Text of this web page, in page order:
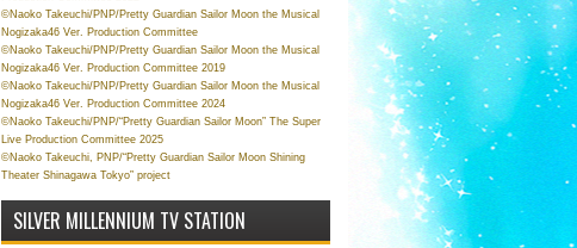
©Naoko Takeuchi/PNP/Pretty Guardian Sailor Moon the Musical
Nogizaka46 Ver. Production Committee
©Naoko Takeuchi/PNP/Pretty Guardian Sailor Moon the Musical
Nogizaka46 Ver. Production Committee 2019
©Naoko Takeuchi/PNP/Pretty Guardian Sailor Moon the Musical
Nogizaka46 Ver. Production Committee 2024
©Naoko Takeuchi/PNP/“Pretty Guardian Sailor Moon” The Super
Live Production Committee 2025
©Naoko Takeuchi, PNP/“Pretty Guardian Sailor Moon Shining
Theater Shinagawa Tokyo” project
SILVER MILLENNIUM TV STATION